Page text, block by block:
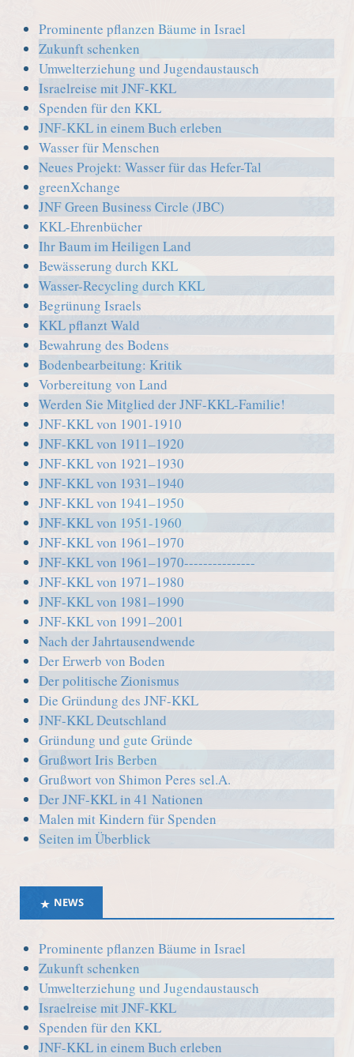
Prominente pflanzen Bäume in Israel
Zukunft schenken
Umwelterziehung und Jugendaustausch
Israelreise mit JNF-KKL
Spenden für den KKL
JNF-KKL in einem Buch erleben
Wasser für Menschen
Neues Projekt: Wasser für das Hefer-Tal
greenXchange
JNF Green Business Circle (JBC)
KKL-Ehrenbücher
Ihr Baum im Heiligen Land
Bewässerung durch KKL
Wasser-Recycling durch KKL
Begrünung Israels
KKL pflanzt Wald
Bewahrung des Bodens
Bodenbearbeitung: Kritik
Vorbereitung von Land
Werden Sie Mitglied der JNF-KKL-Familie!
JNF-KKL von 1901-1910
JNF-KKL von 1911–1920
JNF-KKL von 1921–1930
JNF-KKL von 1931–1940
JNF-KKL von 1941–1950
JNF-KKL von 1951-1960
JNF-KKL von 1961–1970
JNF-KKL von 1961–1970---------------
JNF-KKL von 1971–1980
JNF-KKL von 1981–1990
JNF-KKL von 1991–2001
Nach der Jahrtausendwende
Der Erwerb von Boden
Der politische Zionismus
Die Gründung des JNF-KKL
JNF-KKL Deutschland
Gründung und gute Gründe
Grußwort Iris Berben
Grußwort von Shimon Peres sel.A.
Der JNF-KKL in 41 Nationen
Malen mit Kindern für Spenden
Seiten im Überblick
NEWS
Prominente pflanzen Bäume in Israel
Zukunft schenken
Umwelterziehung und Jugendaustausch
Israelreise mit JNF-KKL
Spenden für den KKL
JNF-KKL in einem Buch erleben